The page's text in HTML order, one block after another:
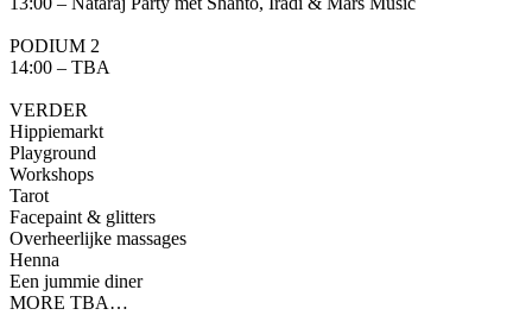
PODIUM 2
14:00 – TBA
VERDER
Hippiemarkt
Playground
Workshops
Tarot
Facepaint & glitters
Overheerlijke massages
Henna
Een jummie diner
MORE TBA…